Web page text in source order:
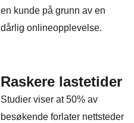
en kunde på grunn av en
dårlig onlineopplevelse.
Raskere lastetider
Studier viser at 50% av
besøkende forlater nettsteder